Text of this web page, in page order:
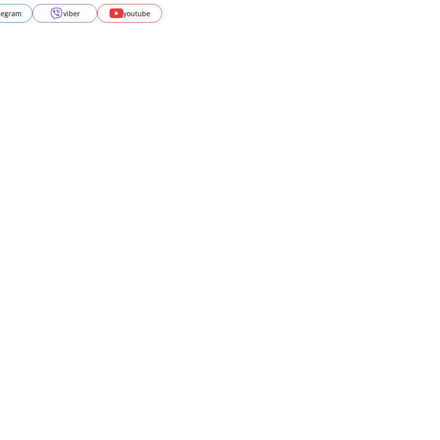
viber youtube